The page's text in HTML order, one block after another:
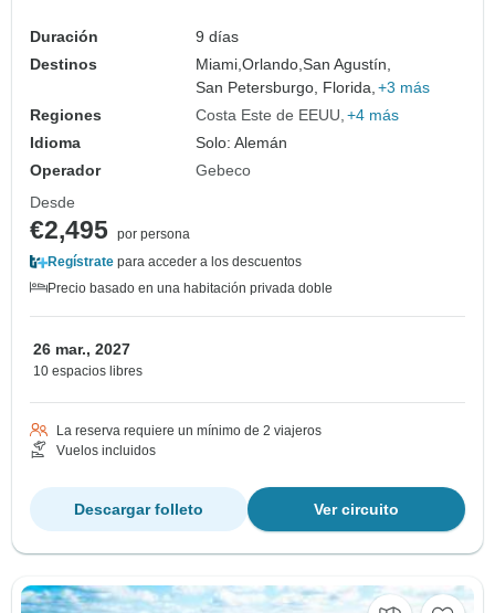
Duración
9 días
Destinos
Miami,Orlando,San Agustín,
San Petersburgo, Florida, +3 más
Regiones
Costa Este de EEUU +4 más
Idioma
Solo: Alemán
Operador
Gebeco
Desde
€2,495 por persona
Regístrate para acceder a los descuentos
Precio basado en una habitación privada doble
26 mar., 2027
10 espacios libres
La reserva requiere un mínimo de 2 viajeros
Vuelos incluidos
Ver circuito
Descargar folleto